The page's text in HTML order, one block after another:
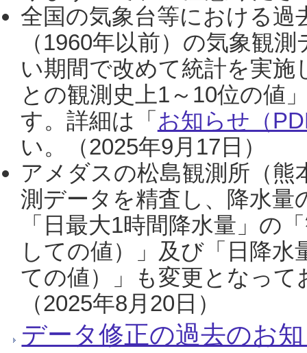
全国の気象台等における過
（1960年以前）の気象観
い期間で改めて統計を実
との観測史上1～10位の値
す。詳細は「 お知らせ（
い。（2025年9月17日）
アメダスの松島観測所（熊
測データを精査し、降水
「日最大1時間降水量」の
しての値）」及び「日降
ての値）」も変更となっ
（2025年8月20日）
データ修正の過去のお